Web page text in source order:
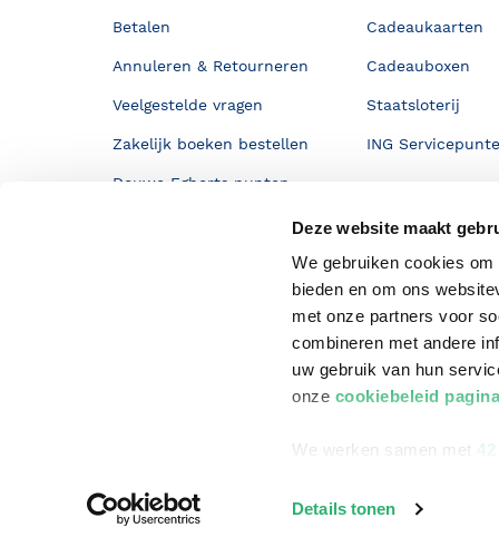
Deze website maakt
We gebruiken cookies
bieden en om ons
met onze partners voor
combineren met andere
uw gebruik van hun
onze cookiebeleid pagina
We werken samen met
Details tonen
Betalen
Annuleren & Retourneren
Veelgestelde vragen
Zakelijk boeken bestellen
Douwe Egberts punten
Cadeaukaarten
Cadeauboxen
Staatsloterij
ING
©2026 Bruna